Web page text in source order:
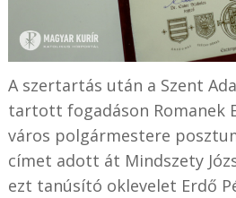
A szertartás után a Szent
tartott fogadáson Romanek
város polgármestere
címet adott át Mindszety
ezt tanúsító oklevelet Erdő